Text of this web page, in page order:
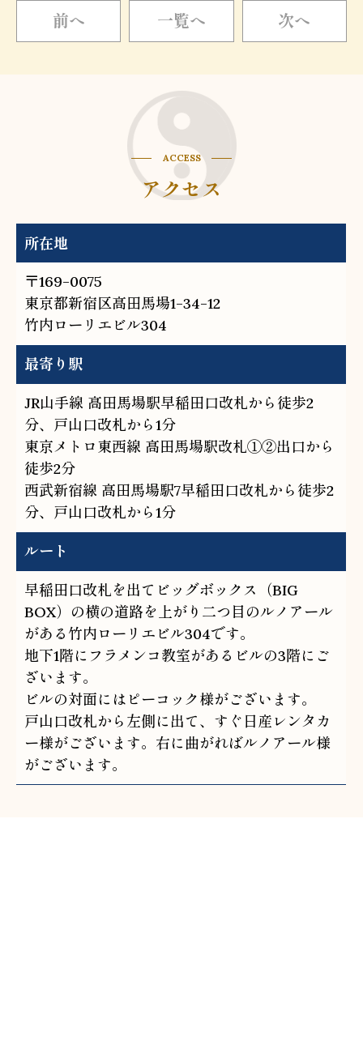
前へ 一覧へ 次へ
ACCESS
アクセス
所在地
〒169-0075
東京都新宿区高田馬場1-34-12
竹内ローリエビル304
最寄り駅
JR山手線 高田馬場駅早稲田口改札から徒歩2
分、戸山口改札から1分
東京メトロ東西線 高田馬場駅改札①②出口から
徒歩2分
西武新宿線 高田馬場駅7早稲田口改札から徒歩2
分、戸山口改札から1分
ルート
早稲田口改札を出てビッグボックス（BIG
BOX）の横の道路を上がり二つ目のルノアール
がある竹内ローリエビル304です。
地下1階にフラメンコ教室があるビルの3階にご
ざいます。
ビルの対面にはピーコック様がございます。
戸山口改札から左側に出て、すぐ日産レンタカ
ー様がございます。右に曲がればルノアール様
がございます。